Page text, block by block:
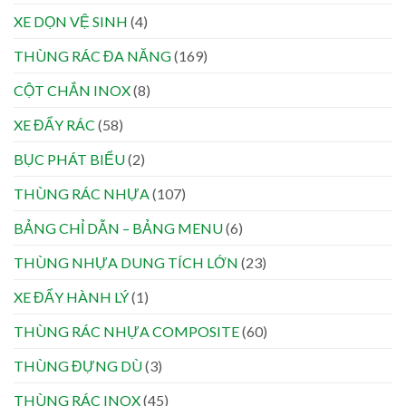
XE DỌN VỆ SINH (4)
THÙNG RÁC ĐA NĂNG(169)
CỘT CHẮN INOX(8)
XE ĐẨY RÁC (58)
BỤC PHÁT BIỂU(2)
THÙNG RÁC NHỰA (107)
BẢNG CHỈ DẪN – BẢNG MENU(6)
THÙNG NHỰA DUNG TÍCH LỚN (23)
XE ĐẨY HÀNH LÝ(1)
THÙNG RÁC NHỰA COMPOSITE(60)
THÙNG ĐỰNG DÙ(3)
THÙNG RÁC INOX(45)